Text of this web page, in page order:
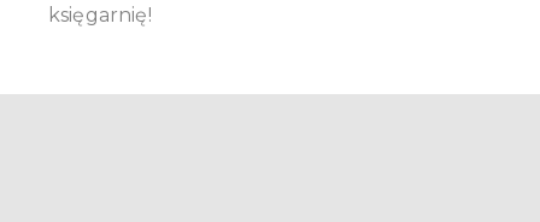
księgarnię!